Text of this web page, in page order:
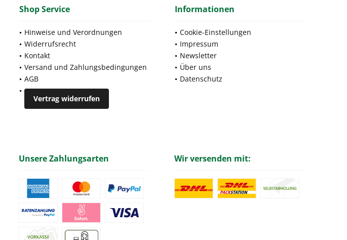
Shop Service
Hinweise und Verordnungen
Widerrufsrecht
Kontakt
Versand und Zahlungsbedingungen
AGB
Vertrag widerrufen
Informationen
Cookie-Einstellungen
Impressum
Newsletter
Über uns
Datenschutz
Unsere Zahlungsarten Wir versenden mit: